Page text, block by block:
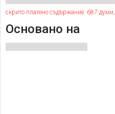
скрито платено съдържание: 687 думи;
Основано на